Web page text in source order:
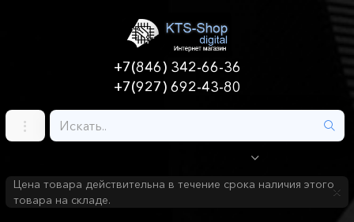
+7(846) 342-66-36
+7(927) 692-43-80
Цена товара действительна в течение срока наличия этого
товара на складе.